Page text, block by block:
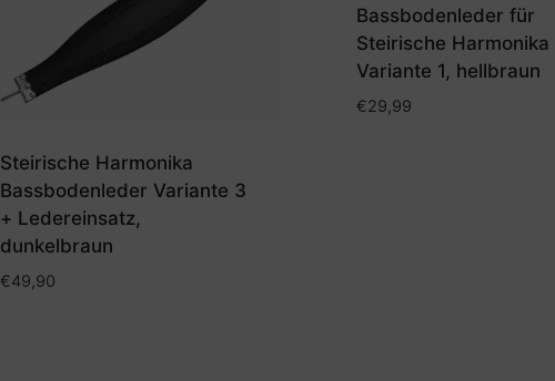
Steirische Harmonika
Bassbodenleder Variante 3
+ Ledereinsatz,
dunkelbraun
€49,90
Bassbodenleder für
Steirische Harmonika
Variante 1, hellbraun
€29,99